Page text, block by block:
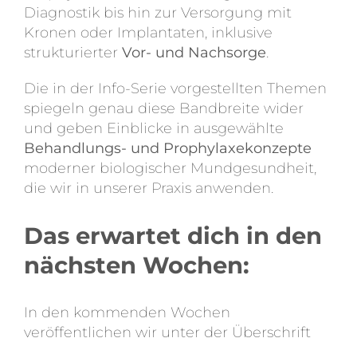
Diagnostik bis hin zur Versorgung mit
Kronen oder Implantaten, inklusive
strukturierter Vor- und Nachsorge.
Die in der Info-Serie vorgestellten Themen
spiegeln genau diese Bandbreite wider
und geben Einblicke in ausgewählte
Behandlungs- und Prophylaxekonzepte
moderner biologischer Mundgesundheit,
die wir in unserer Praxis anwenden.
Das erwartet dich in den
nächsten Wochen:
In den kommenden Wochen
veröffentlichen wir unter der Überschrift